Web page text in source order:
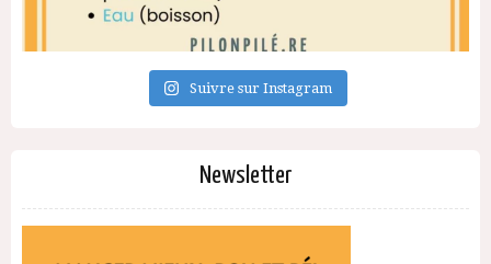
Suivre sur Instagram
Newsletter